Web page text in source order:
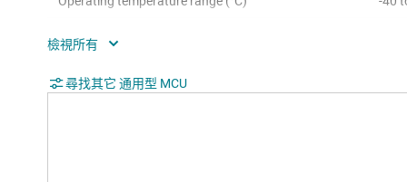
Rating
尋找其它 通用型 MCU